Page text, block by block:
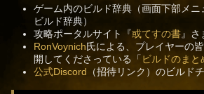
ゲーム内のビルド辞典（画面下部メ
ビルド辞典）
攻略ポータルサイト『或てすの書』
RonVoynich氏による、プレイヤーの
開してくださっている「 ビルドのまと
公式Discord （招待リンク）のビルド